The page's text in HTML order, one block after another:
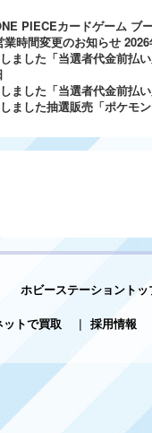
PIECEカードゲーム ブ
業時間変更のお知らせ
しました「当選者代金前
しました「当選者代金前
しました抽選販売「ポケ
ホビーステーショントッ
ットで買取
| 採用情報